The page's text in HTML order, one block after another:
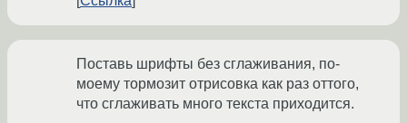
Поставь шрифты без сглаживания, по-
моему тормозит отрисовка как раз оттого,
что сглаживать много текста приходится.